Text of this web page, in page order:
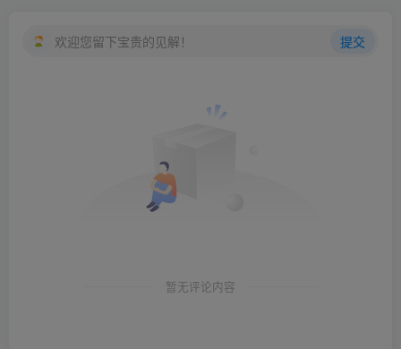
欢迎您留下宝贵的见解！ 提交
暂无评论内容